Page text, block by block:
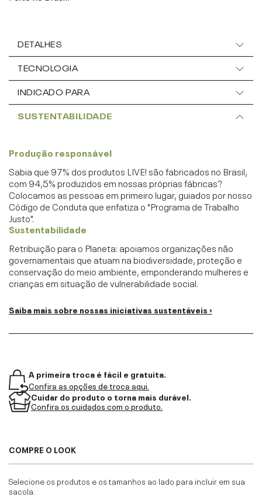
DETALHES
TECNOLOGIA
INDICADO PARA
SUSTENTABILIDADE
Produção responsável
Sabia que 97% dos produtos LIVE! são fabricados no Brasil,
com 94,5% produzidos em nossas próprias fábricas?
Colocamos as pessoas em primeiro lugar, guiados por nosso
Código de Conduta que enfatiza o "Programa de Trabalho
Justo".
Sustentabilidade
Retribuição para o Planeta: apoiamos organizações não
governamentais que atuam na biodiversidade, proteção e
conservação do meio ambiente, emponderando mulheres e
crianças em situação de vulnerabilidade social.
Saiba mais sobre nossas iniciativas sustentáveis ›
A primeira troca é fácil e gratuita.
Confira as opções de troca aqui.
Cuidar do produto o torna mais durável.
Confira os cuidados com o produto.
COMPRE O LOOK
Selecione os produtos e os tamanhos ao lado para incluir em sua
sacola.